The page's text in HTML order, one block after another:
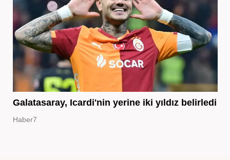
Galatasaray, Icardi'nin yerine iki yıldız belirledi
Haber7